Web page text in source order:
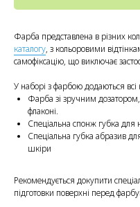
Фарба представлена в різних
каталогу, з кольоровими
самофіксацію, що виключає
У наборі з фарбою додаються всі
Фарба зі зручним
флаконі.
Спеціальна спонж губка для
Спеціальна губка абразив
шкіри
Рекомендується докупити
підготовки поверхні перед